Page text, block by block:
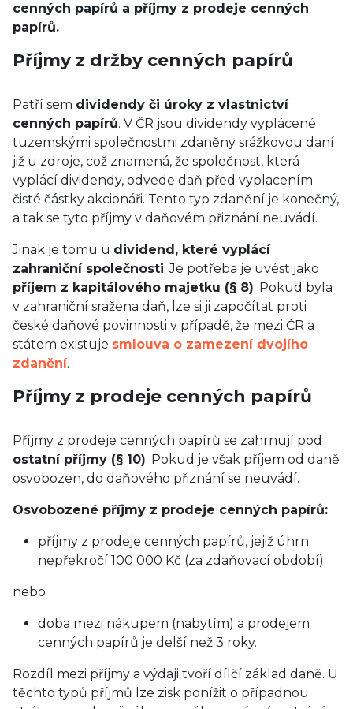
cenných papírů a příjmy z prodeje cenných
papírů.
Příjmy z držby cenných papírů
Patří sem dividendy či úroky z vlastnictví
cenných papírů. V ČR jsou dividendy vyplácené
tuzemskými společnostmi zdaněny srážkovou daní
již u zdroje, což znamená, že společnost, která
vyplácí dividendy, odvede daň před vyplacením
čisté částky akcionáři. Tento typ zdanění je konečný,
a tak se tyto příjmy v daňovém přiznání neuvádí.
Jinak je tomu u dividend, které vyplácí
zahraniční společnosti. Je potřeba je uvést jako
příjem z kapitálového majetku (§ 8). Pokud byla
v zahraniční sražena daň, lze si ji započítat proti
české daňové povinnosti v případě, že mezi ČR a
státem existuje smlouva o zamezení dvojího
zdanění.
Příjmy z prodeje cenných papírů
Příjmy z prodeje cenných papírů se zahrnují pod
ostatní příjmy (§ 10). Pokud je však příjem od daně
osvobozen, do daňového přiznání se neuvádí.
Osvobozené příjmy z prodeje cenných papírů:
příjmy z prodeje cenných papírů, jejiž úhrn
nepřekročí 100 000 Kč (za zdaňovací období)
nebo
doba mezi nákupem (nabytím) a prodejem
cenných papírů je delší než 3 roky.
Rozdíl mezi příjmy a výdaji tvoří dílčí základ daně. U
těchto typů příjmů lze zisk ponížit o případnou